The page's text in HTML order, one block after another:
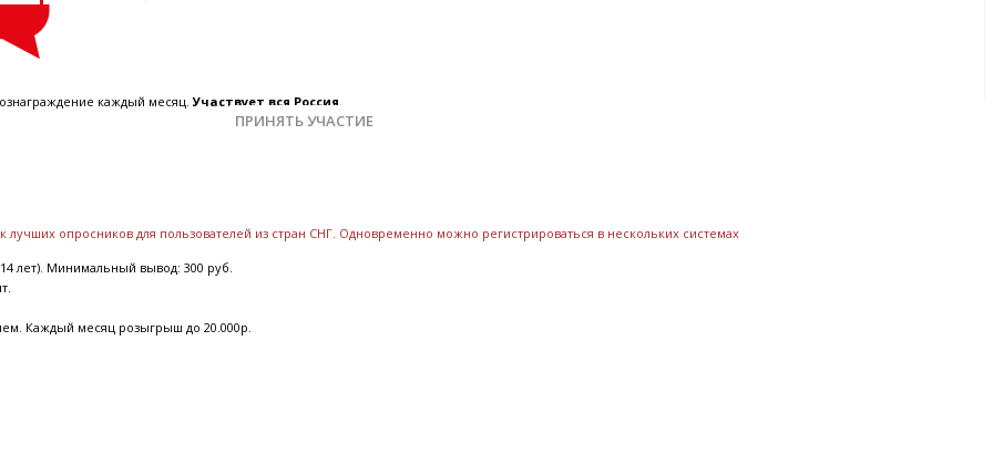
каждый месяц.Участвует вся Россия.
ПРИНЯТЬ УЧАСТИЕ
лучших опросников для пользователей из стран СНГ. Одновременно можно регистрироваться в нескольких системах
лет). Минимальный вывод: 300 руб.
Каждый месяц розыгрыш до 20.000р.